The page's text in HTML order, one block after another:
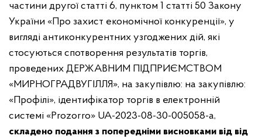
частини другої статті 6, пунктом 1 статті 50 Закону
України «Про захист економічної конкуренції», у
вигляді антиконкурентних узгоджених дій, які
стосуються спотворення результатів торгів,
проведених ДЕРЖАВНИМ ПІДПРИЄМСТВОМ
«МИРНОГРАДВУГІЛЛЯ», на закупівлю: на закупівлю:
«Профілі», ідентифікатор торгів в електронній
системі «Prozorro» UA-2023-08-30-005058-a,
складено подання з попередніми висновками від від